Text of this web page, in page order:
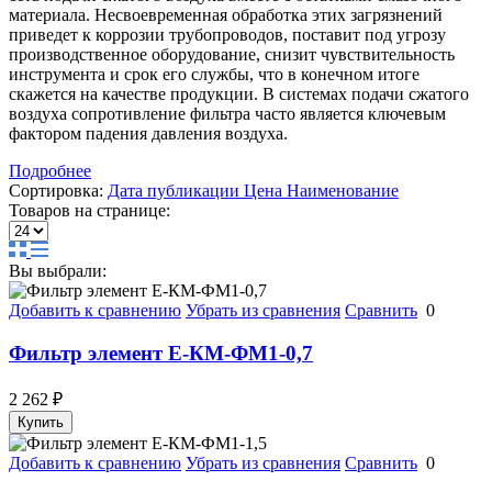
материала. Несвоевременная обработка этих загрязнений
приведет к коррозии трубопроводов, поставит под угрозу
производственное оборудование, снизит чувствительность
инструмента и срок его службы, что в конечном итоге
скажется на качестве продукции. В системах подачи сжатого
воздуха сопротивление фильтра часто является ключевым
фактором падения давления воздуха.
Подробнее
Сортировка: Дата публикации Цена Наименование
Товаров на странице:
Вы выбрали:
Добавить к сравнению Убрать из сравнения Сравнить 0
Фильтр элемент Е-КМ-ФМ1-0,7
2 262 ₽
Купить
Добавить к сравнению Убрать из сравнения Сравнить 0